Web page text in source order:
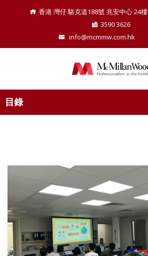
香港 灣仔 駱克道188號 兆安中心 24樓
3590 3626
info@mcmmw.com.hk